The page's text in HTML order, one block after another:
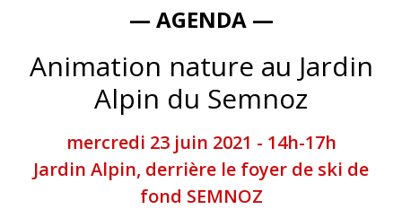
— AGENDA —
Animation nature au Jardin
Alpin du Semnoz
mercredi 23 juin 2021 - 14h-17h
Jardin Alpin, derrière le foyer de ski de
fond SEMNOZ